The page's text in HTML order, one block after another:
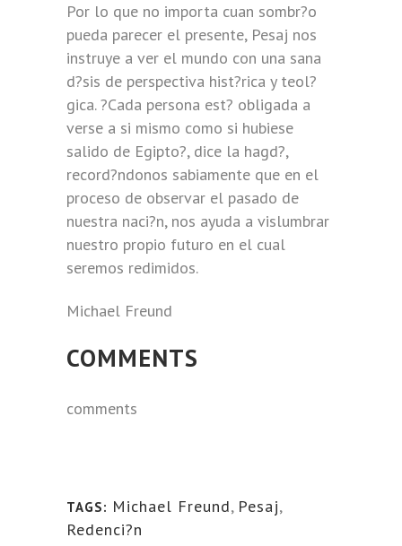
Por lo que no importa cuan sombr?o
pueda parecer el presente, Pesaj nos
instruye a ver el mundo con una sana
d?sis de perspectiva hist?rica y teol?
gica. ?Cada persona est? obligada a
verse a si mismo como si hubiese
salido de Egipto?, dice la hagd?,
record?ndonos sabiamente que en el
proceso de observar el pasado de
nuestra naci?n, nos ayuda a vislumbrar
nuestro propio futuro en el cual
seremos redimidos.
Michael Freund
COMMENTS
comments
TAGS: Michael Freund, Pesaj,
Redenci?n